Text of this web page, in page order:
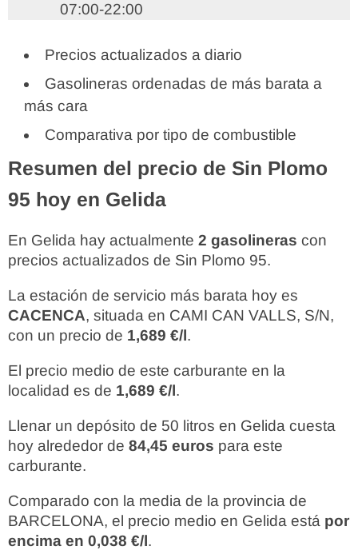
07:00-22:00
Precios actualizados a diario
Gasolineras ordenadas de más barata a
más cara
Comparativa por tipo de combustible
Resumen del precio de Sin Plomo
95 hoy en Gelida
En Gelida hay actualmente 2 gasolineras con
precios actualizados de Sin Plomo 95.
La estación de servicio más barata hoy es
CACENCA, situada en CAMI CAN VALLS, S/N,
con un precio de 1,689 €/l.
El precio medio de este carburante en la
localidad es de 1,689 €/l.
Llenar un depósito de 50 litros en Gelida cuesta
hoy alrededor de 84,45 euros para este
carburante.
Comparado con la media de la provincia de
BARCELONA, el precio medio en Gelida está por
encima en 0,038 €/l.